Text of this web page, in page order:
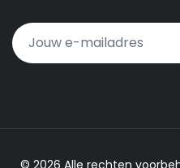
© 2026 Alle rechten